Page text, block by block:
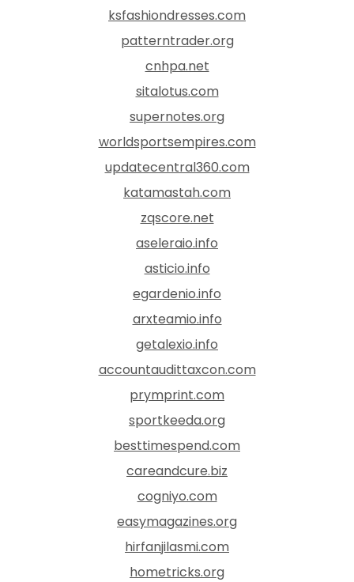
ksfashiondresses.com
patterntrader.org
cnhpa.net
sitalotus.com
supernotes.org
worldsportsempires.com
updatecentral360.com
katamastah.com
zqscore.net
aseleraio.info
asticio.info
egardenio.info
arxteamio.info
getalexio.info
accountaudittaxcon.com
prymprint.com
sportkeeda.org
besttimespend.com
careandcure.biz
cogniyo.com
easymagazines.org
hirfanjilasmi.com
hometricks.org